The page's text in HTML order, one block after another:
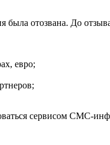
была отозвана. До
евро;
сервисом СМС-